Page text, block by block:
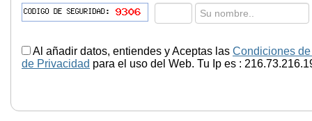
Al añadir datos, entiendes y Aceptas las Condiciones
de Privacidad para el uso del Web. Tu Ip es :